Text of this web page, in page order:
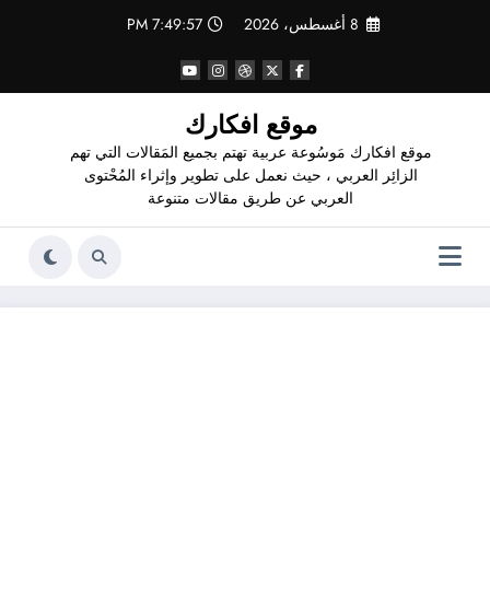
8 أغسطس، 2026 7:49:58 PM
موقع افكارك
موقع افكارك مَوسُوعة عربية تهتم بجميع المَقالات التي تهم
الزائِر العربي ، حيث نعمل على تطوير وإثراء المُحْتوى
العربي عن طريق مقالات متنوعة